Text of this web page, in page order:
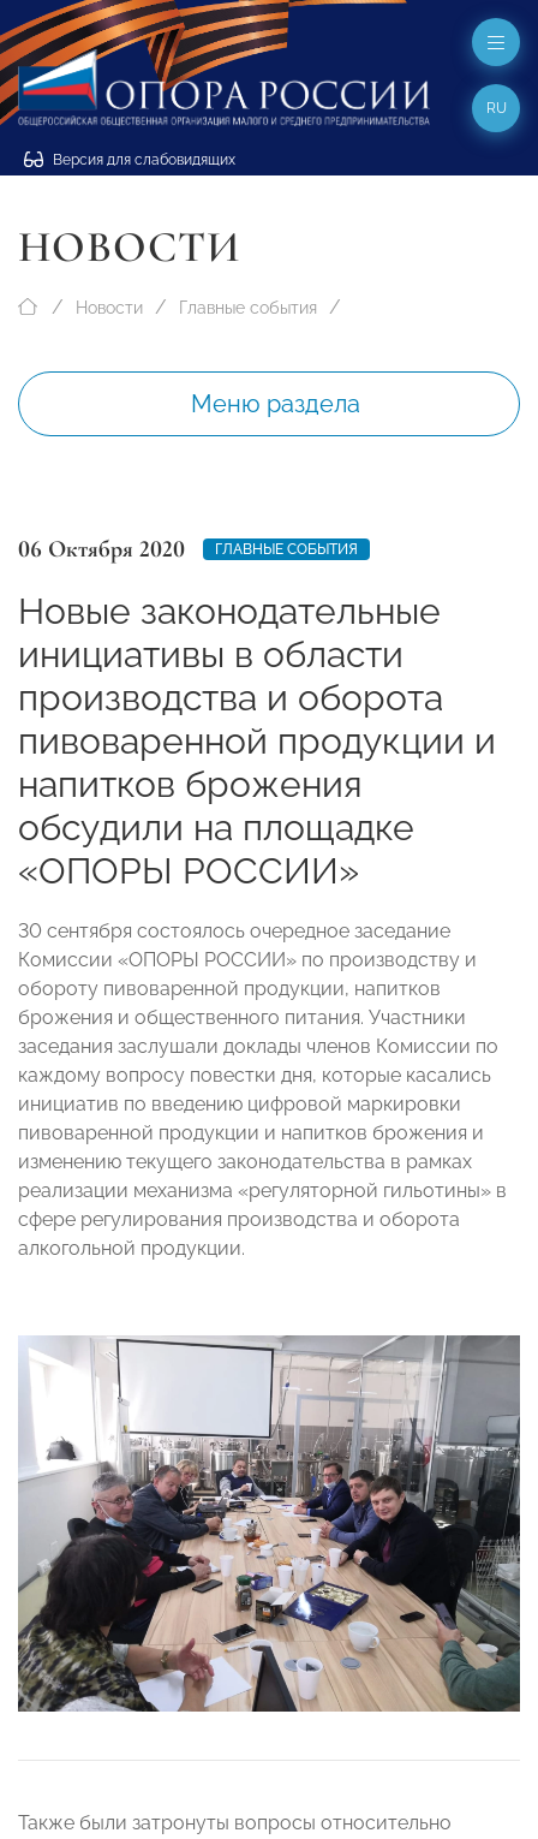
Версия для слабовидящих
RU
НОВОСТИ
Новости Главные события
Меню раздела
06 Октября 2020 ГЛАВНЫЕ СОБЫТИЯ
Новые законодательные
инициативы в области
производства и оборота
пивоваренной продукции и
напитков брожения
обсудили на площадке
«ОПОРЫ РОССИИ»
30 сентября состоялось очередное заседание
Комиссии «ОПОРЫ РОССИИ» по производству и
обороту пивоваренной продукции, напитков
брожения и общественного питания. Участники
заседания заслушали доклады членов Комиссии по
каждому вопросу повестки дня, которые касались
инициатив по введению цифровой маркировки
пивоваренной продукции и напитков брожения и
изменению текущего законодательства в рамках
реализации механизма «регуляторной гильотины» в
сфере регулирования производства и оборота
алкогольной продукции.
Также были затронуты вопросы относительно